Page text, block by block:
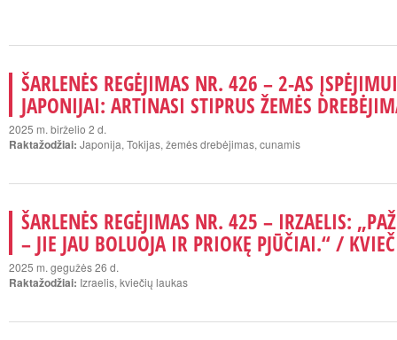
ŠARLENĖS REGĖJIMAS NR. 426 – 2-AS
JAPONIJAI: ARTINASI STIPRUS ŽEMĖS
2025 m. birželio 2 d.
Raktažodžiai: Japonija, Tokijas, žemės drebėjimas, cunamis
ŠARLENĖS REGĖJIMAS NR. 425 – IRZAELIS:
– JIE JAU BOLUOJA IR PRIOKĘ PJŪČIAI.“ /
2025 m. gegužės 26 d.
Raktažodžiai: Izraelis, kviečių laukas